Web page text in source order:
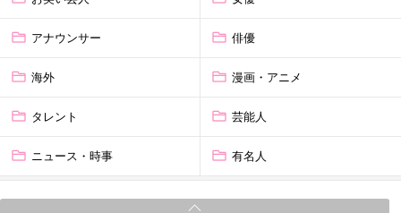
アナウンサー 俳優
海外 漫画・アニメ
タレント 芸能人
ニュース・時事 有名人